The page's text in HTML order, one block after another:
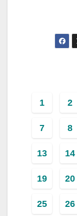
1 2
7 8
13 14
19 20
25 26